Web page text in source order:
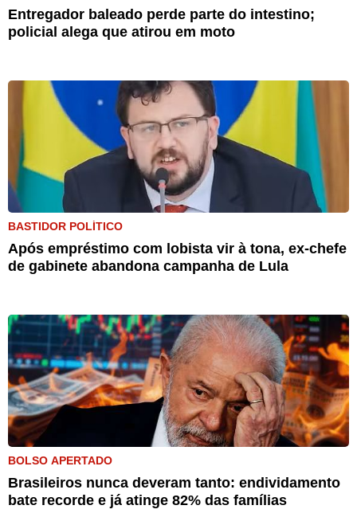
Entregador baleado perde parte do intestino;
policial alega que atirou em moto
BASTIDOR POLÍTICO
Após empréstimo com lobista vir à tona, ex-chefe
de gabinete abandona campanha de Lula
BOLSO APERTADO
Brasileiros nunca deveram tanto: endividamento
bate recorde e já atinge 82% das famílias